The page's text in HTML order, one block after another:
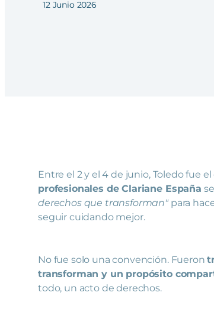
12 Junio 2026
Entre el 2 y el 4 de junio, Toledo fue
profesionales de Clariane España
derechos que transforman" para
seguir cuidando mejor.
No fue solo una convención. Fueron
transforman y un propósito
todo, un acto de derechos.